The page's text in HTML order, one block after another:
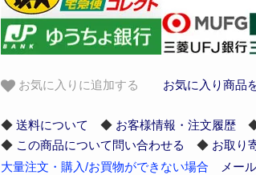
お気に入りに追加する お気に入り商品
◆ 送料について ◆ お客様情報・注文履歴
◆ この商品について問い合わせる ◆ お取り
大量注文・購入/お買物ができない場合
メー